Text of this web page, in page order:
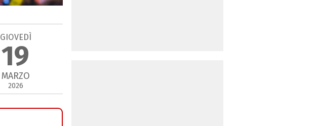
GIOVEDÌ
19
MARZO
2026